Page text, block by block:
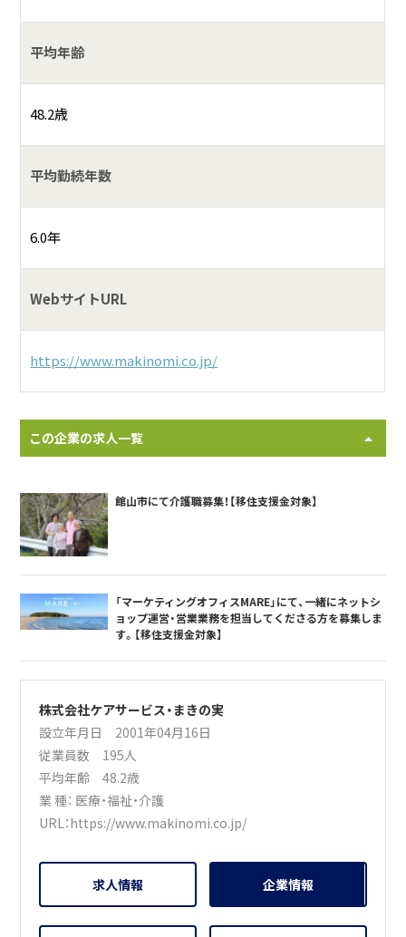
平均年齢
48.2歳
平均勤続年数
6.0年
WebサイトURL
https://www.makinomi.co.jp/
この企業の求人一覧
館山市にて介護職募集！【移住支援金対象】
「マーケティングオフィスMARE」にて、一緒にネットシ
ョップ運営・営業業務を担当してくださる方を募集しま
す。【移住支援金対象】
株式会社ケアサービス・まきの実
設立年月日 2001年04月16日
従業員数 195人
平均年齢 48.2歳
業 種： 医療・福祉・介護
URL：https://www.makinomi.co.jp/
求人情報 企業情報